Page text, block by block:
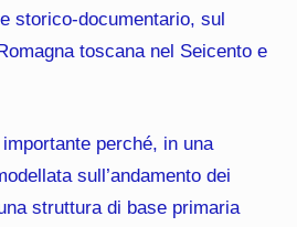
storico-documentario, sul
toscana nel Seicento e
perché, in una
sull’andamento dei
struttura di base primaria